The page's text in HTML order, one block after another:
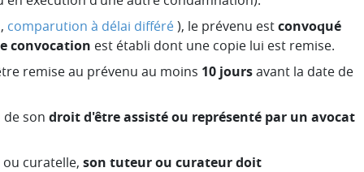
, comparution à délai différé), le prévenu estconvoqué
convocation est établi dont une copie lui est remise.
remise au prévenu au moins 10 joursavant la date de
son droit d'être assisté ou représenté par un avocat
curatelle, son tuteur ou curateur doit